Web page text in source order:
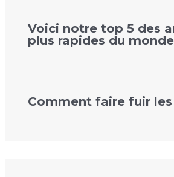
Voici notre top 5 des
plus rapides du
Comment faire fuir les